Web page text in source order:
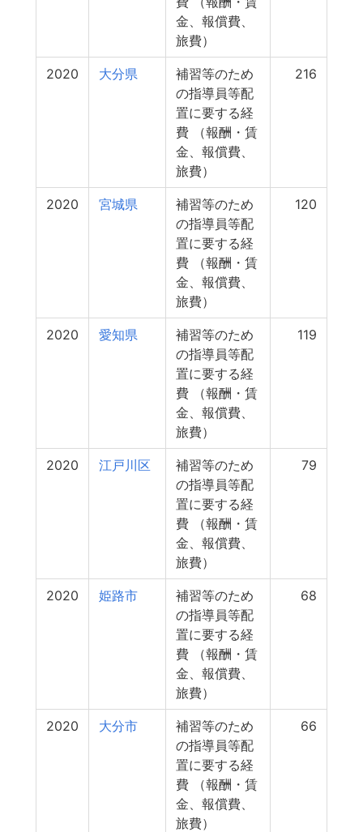
金、報償費、
旅費）
2020 大分県
補習等のため
の指導員等配
置に要する経
費 （報酬・賃
金、報償費、
旅費）
216
2020 宮城県
補習等のため
の指導員等配
置に要する経
費 （報酬・賃
金、報償費、
旅費）
120
2020 愛知県
補習等のため
の指導員等配
置に要する経
費 （報酬・賃
金、報償費、
旅費）
119
2020 江戸川区
補習等のため
の指導員等配
置に要する経
費 （報酬・賃
金、報償費、
旅費）
79
2020 姫路市
補習等のため
の指導員等配
置に要する経
費 （報酬・賃
金、報償費、
旅費）
68
2020 大分市
補習等のため
の指導員等配
置に要する経
費 （報酬・賃
金、報償費、
旅費）
66